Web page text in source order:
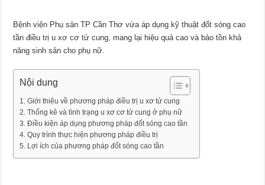
Bệnh viện Phụ sản TP Cần Thơ vừa áp dụng kỹ thuật đốt sóng cao
tần điều trị u xơ cơ tử cung, mang lại hiệu quả cao và bảo tồn khả
năng sinh sản cho phụ nữ.
Nội dung
Giới thiệu về phương pháp điều trị u xơ tử cung
Thống kê và tình trạng u xơ cơ tử cung ở phụ nữ
Điều kiện áp dụng phương pháp đốt sóng cao tần
Quy trình thực hiện phương pháp điều trị
Lợi ích của phương pháp đốt sóng cao tần